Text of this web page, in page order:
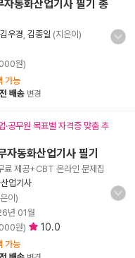
자동화산업기사 필기 총
김우경 김종일 (지은이)
원)
가능
배송 변경
·공무원 목표별 자격증 맞춤 추
동화산업기사 필기
료 제공+CBT 온라인 문제집
업기사
이)
년 01월
원) 10.0
가능